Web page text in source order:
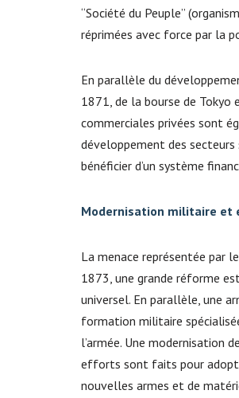
“Société du Peuple”
réprimées avec force par la
En parallèle du
1871, de la bourse de Tokyo
commerciales privées sont
développement des
bénéficier d’un système
Modernisation militaire et
La menace représentée par
1873, une grande réforme
universel. En parallèle, une
formation militaire
l’armée. Une modernisation
efforts sont faits pour
nouvelles armes et de